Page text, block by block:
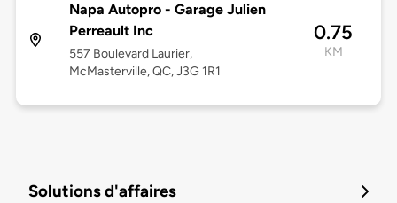
Napa Autopro - Garage Julien
Perreault Inc
557 Boulevard Laurier,
McMasterville, QC, J3G 1R1
0.75
KM
Solutions d'affaires